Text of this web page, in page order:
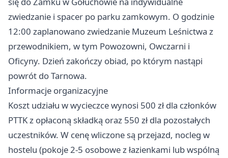
zwiedzanie i spacer po parku zamkowym. O godzinie
12:00 zaplanowano zwiedzanie Muzeum Leśnictwa z
przewodnikiem, w tym Powozowni, Owczarni i
Oficyny. Dzień zakończy obiad, po którym nastąpi
powrót do Tarnowa.
Informacje organizacyjne
Koszt udziału w wycieczce wynosi 500 zł dla członków
PTTK z opłaconą składką oraz 550 zł dla pozostałych
uczestników. W cenę wliczone są przejazd, nocleg w
hostelu (pokoje 2-5 osobowe z łazienkami lub wspólną